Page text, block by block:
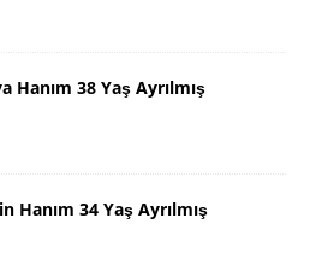
Hanım 38 Yaş Ayrılmış
Hanım 34 Yaş Ayrılmış